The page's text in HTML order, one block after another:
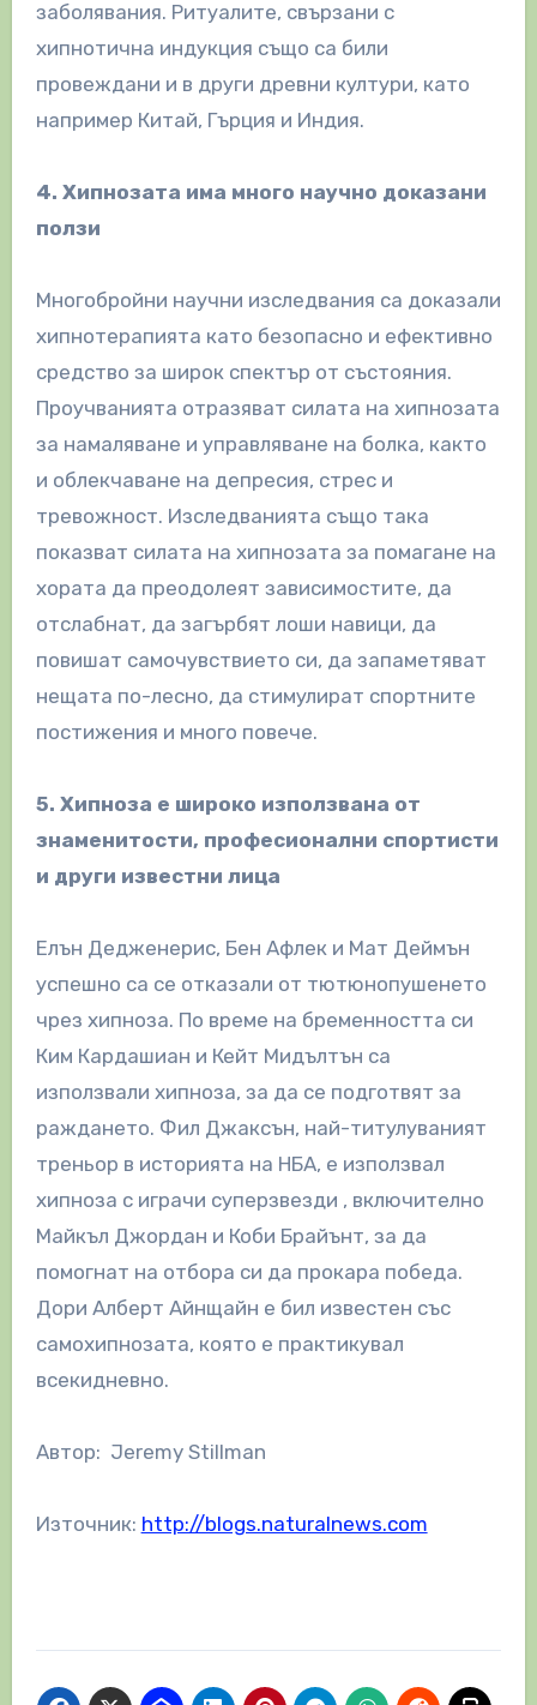
заболявания. Ритуалите, свързани с
хипнотична индукция също са били
провеждани и в други древни култури, като
например Китай, Гърция и Индия.
4. Хипнозата има много научно доказани
ползи
Многобройни научни изследвания са доказали
хипнотерапията като безопасно и ефективно
средство за широк спектър от състояния.
Проучванията отразяват силата на хипнозата
за намаляване и управляване на болка, както
и облекчаване на депресия, стрес и
тревожност. Изследванията също така
показват силата на хипнозата за помагане на
хората да преодолеят зависимостите, да
отслабнат, да загърбят лоши навици, да
повишат самочувствието си, да запаметяват
нещата по-лесно, да стимулират спортните
постижения и много повече.
5. Хипноза е широко използванa от
знаменитости, професионални спортисти
и други известни лица
Елън Дедженерис, Бен Афлек и Мат Деймън
успешно са се отказали от тютюнопушенето
чрез хипноза. По време на бременността си
Ким Кардашиан и Кейт Мидълтън са
използвали хипноза, за да се подготвят за
раждането. Фил Джаксън, най-титулуваният
треньор в историята на НБА, е използвал
хипноза с играчи суперзвезди , включително
Майкъл Джордан и Коби Брайънт, за да
помогнат на отбора си да прокара победа.
Дори Алберт Айнщайн е бил известен със
самохипнозата, която е практикувал
всекидневно.
Автор: Jeremy Stillman
Източник: http://blogs.naturalnews.com